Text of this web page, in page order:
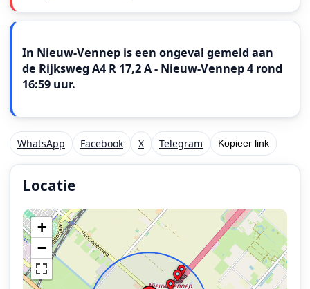
In Nieuw-Vennep is een ongeval gemeld aan
de Rijksweg A4 R 17,2 A - Nieuw-Vennep 4 rond
16:59 uur.
WhatsApp Facebook X Telegram Kopieer link
Locatie
+
−
Locatie van het incident: Rijksweg A4 R 17,2 A -